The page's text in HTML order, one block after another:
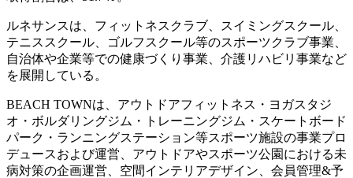
ルネサンスは、フィットネスクラブ、スイミングスクール、
テニススクール、ゴルフスクール等のスポーツクラブ事業、
自治体や企業等での健康づくり事業、介護リハビリ事業など
を展開している。
BEACH TOWNは、アウトドアフィットネス・ヨガスタジ
オ・ボルダリングジム・トレーニングジム・スケートボード
パーク・ランニングステーション等スポーツ施設の事業プロ
デュースおよび運営、アウトドアやスポーツ公園における未
病対策の企画運営、空間インテリアデザイン、会員管理&予